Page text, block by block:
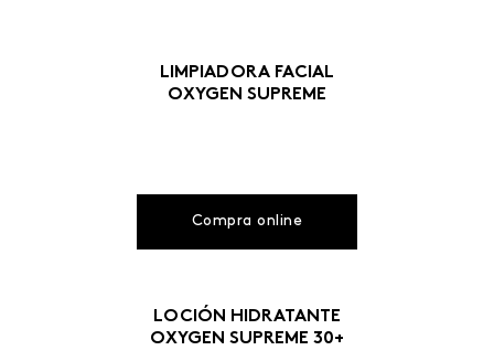
LIMPIADORA FACIAL
OXYGEN SUPREME
Compra online
LOCIÓN HIDRATANTE
OXYGEN SUPREME 30+